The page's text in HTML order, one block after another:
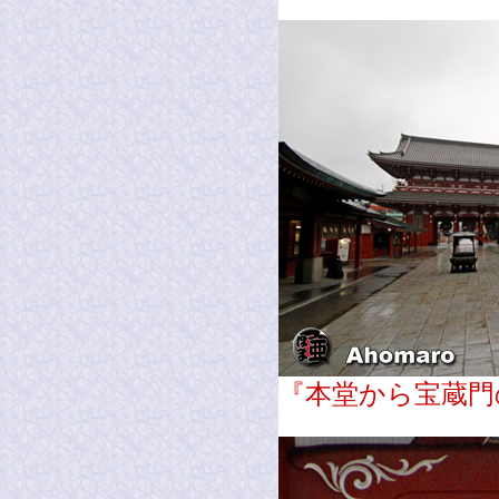
『本堂から宝蔵